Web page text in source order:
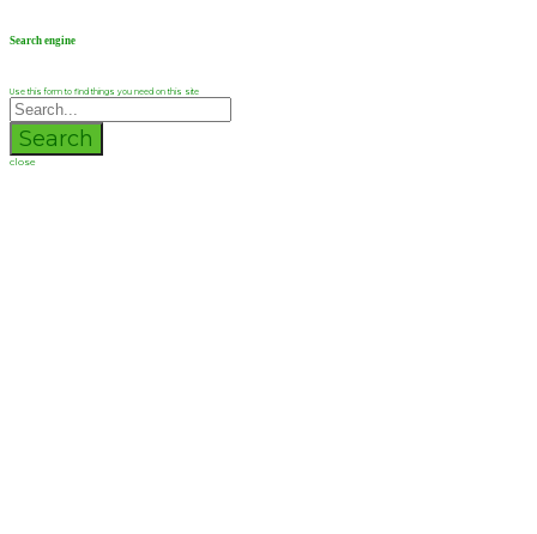
Search engine
Use this form to find things you need on this site
Search
close